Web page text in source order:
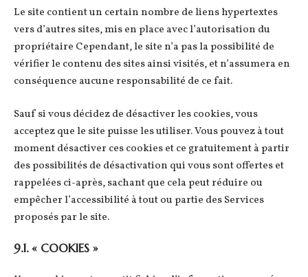
Le site contient un certain nombre de liens hypertextes
vers d’autres sites, mis en place avec l’autorisation du
propriétaire Cependant, le site n’a pas la possibilité de
vérifier le contenu des sites ainsi visités, et n’assumera en
conséquence aucune responsabilité de ce fait.
Sauf si vous décidez de désactiver les cookies, vous
acceptez que le site puisse les utiliser. Vous pouvez à tout
moment désactiver ces cookies et ce gratuitement à partir
des possibilités de désactivation qui vous sont offertes et
rappelées ci-après, sachant que cela peut réduire ou
empêcher l’accessibilité à tout ou partie des Services
proposés par le site.
9.1. « COOKIES »